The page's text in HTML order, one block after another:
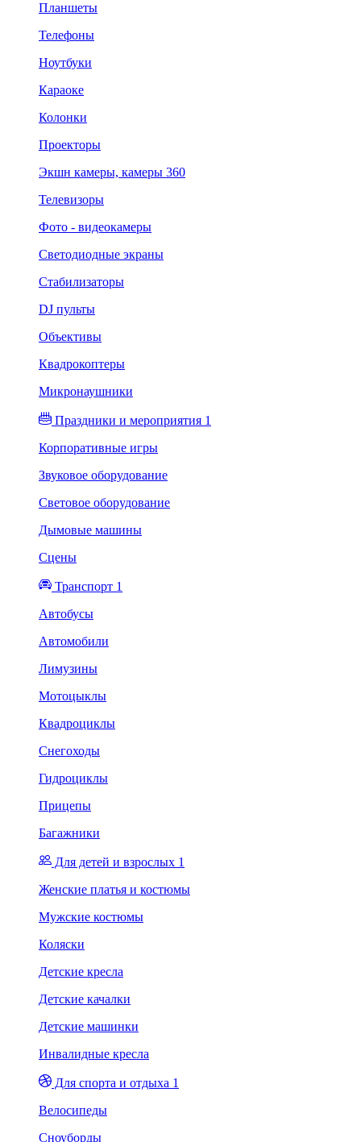
Планшеты
Телефоны
Ноутбуки
Караоке
Колонки
Проекторы
Экшн камеры, камеры 360
Телевизоры
Фото - видеокамеры
Светодиодные экраны
Стабилизаторы
DJ пульты
Объективы
Квадрокоптеры
Микронаушники
Праздники и мероприятия 1
Корпоративные игры
Звуковое оборудование
Световое оборудование
Дымовые машины
Сцены
Транспорт 1
Автобусы
Автомобили
Лимузины
Мотоцыклы
Квадроциклы
Снегоходы
Гидроциклы
Прицепы
Багажники
Для детей и взрослых 1
Женские платья и костюмы
Мужские костюмы
Коляски
Детские кресла
Детские качалки
Детские машинки
Инвалидные кресла
Для спорта и отдыха 1
Велосипеды
Сноуборды